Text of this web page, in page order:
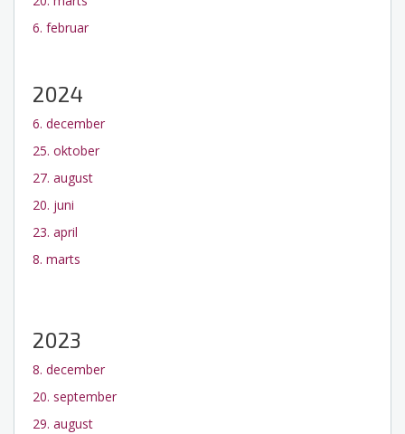
6. februar
2024
6. december
25. oktober
27. august
20. juni
23. april
8. marts
2023
8. december
20. september
29. august